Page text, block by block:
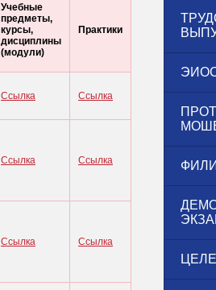
Учебные
предметы,
курсы,
дисциплины
(модули)
Практики
Ссылка Ссылка
Ссылка Ссылка
Ссылка Ссылка